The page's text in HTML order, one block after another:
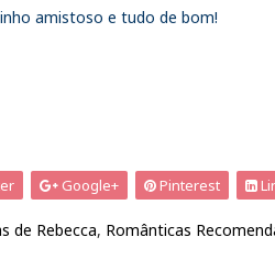
amistoso e tudo de bom!
Google+ Pinterest
de Rebecca, Românticas